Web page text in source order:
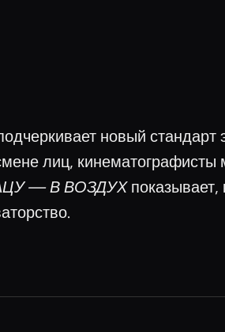
новый
лиц,
— В ВОЗДУХпоказывает,